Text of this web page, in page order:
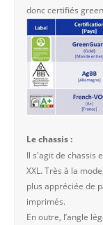
donc certifiés
Le chassis :
Il s'agit de chassis
XXL. Très à la
plus appréciée de
imprimés.
En outre, l’angle